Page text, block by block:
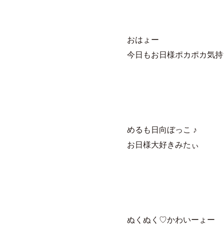
おはょー
今日もお日様ポカポカ気
めるも日向ぼっこ ♪
お日様大好きみたぃ
ぬくぬく♡かわいーょー